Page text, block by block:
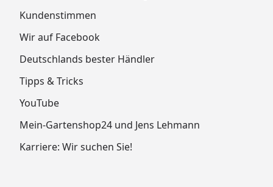
Kundenstimmen
Wir auf Facebook
Deutschlands bester Händler
Tipps & Tricks
YouTube
Mein-Gartenshop24 und Jens Lehmann
Karriere: Wir suchen Sie!